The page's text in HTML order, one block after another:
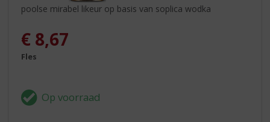
poolse mirabel likeur op basis van soplica wodka
€ 8,67
Fles